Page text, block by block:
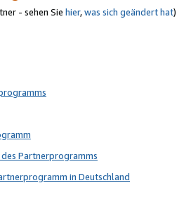
- sehen Sie hier,was sich geändert hat)
Partnerprogramms
in Deutschland